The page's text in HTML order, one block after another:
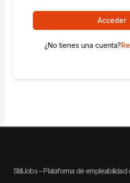
Acceder
¿No tienes una cuenta?
StillJobs – Plataforma de empleabilidad